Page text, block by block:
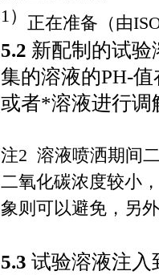
1） 正在准备（由
5.2 新配制的试验
集的溶液的PH-值
或者*溶液进行调
注2 溶液喷洒期间
二氧化碳浓度较小
象则可以避免，另
5.3 试验溶液注入